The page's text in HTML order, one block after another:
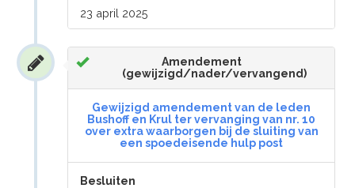
23 april 2025
Amendement
(gewijzigd/nader/vervangend)
Gewijzigd amendement van de leden
Bushoff en Krul ter vervanging van nr. 10
over extra waarborgen bij de sluiting van
een spoedeisende hulp post
Besluiten